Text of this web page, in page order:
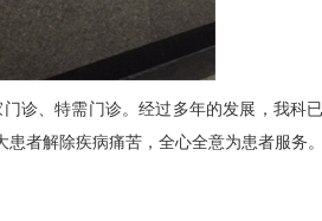
诊、特需门诊。经过多年的发展，我科
者解除疾病痛苦，全心全意为患者服务。